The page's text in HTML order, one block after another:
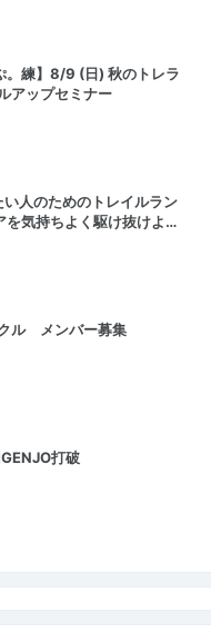
。練】8/9 (日) 秋のトレラ
アップセミナー
人のためのトレイルラン
を気持ちよく駆け抜けよ…
ル メンバー募集
打破